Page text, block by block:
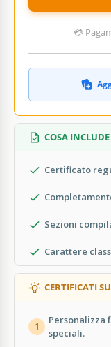
💳
COSA INCLUDE
Certificato
Sezioni
Carattere
CERTIFICATI
1
Personalizza
speciali.